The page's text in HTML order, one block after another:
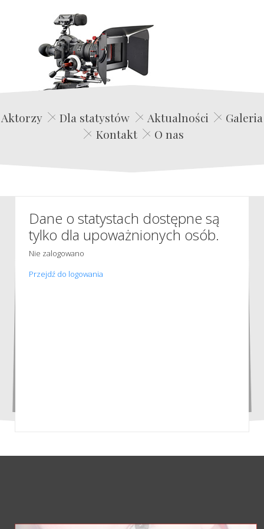
Edwin Film Agencja Aktorska
Aktorzy Dla statystów Aktualności
Galeria
Kontakt
O nas
Dane o statystach dostępne są
tylko dla upoważnionych osób.
Nie zalogowano
Przejdź do logowania